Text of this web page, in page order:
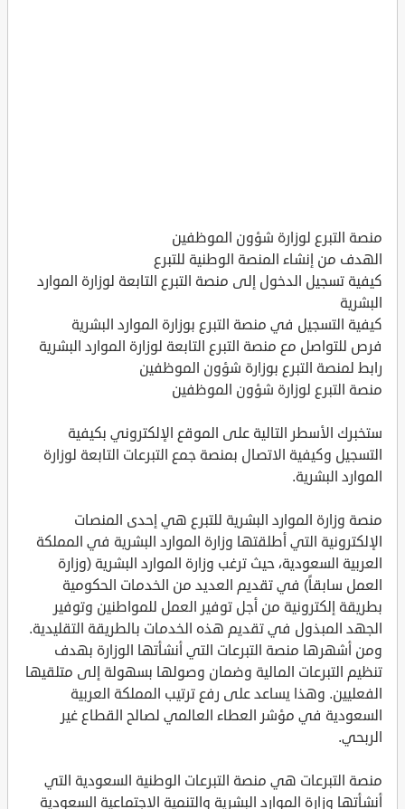
منصة التبرع لوزارة شؤون الموظفين
الهدف من إنشاء المنصة الوطنية للتبرع
كيفية تسجيل الدخول إلى منصة التبرع التابعة لوزارة الموارد
البشرية
كيفية التسجيل في منصة التبرع بوزارة الموارد البشرية
فرص للتواصل مع منصة التبرع التابعة لوزارة الموارد البشرية
رابط لمنصة التبرع بوزارة شؤون الموظفين
منصة التبرع لوزارة شؤون الموظفين
ستخبرك الأسطر التالية على الموقع الإلكتروني بكيفية
التسجيل وكيفية الاتصال بمنصة جمع التبرعات التابعة لوزارة
الموارد البشرية.
منصة وزارة الموارد البشرية للتبرع هي إحدى المنصات
الإلكترونية التي أطلقتها وزارة الموارد البشرية في المملكة
العربية السعودية، حيث ترغب وزارة الموارد البشرية (وزارة
العمل سابقاً) في تقديم العديد من الخدمات الحكومية
بطريقة إلكترونية من أجل توفير العمل للمواطنين وتوفير
الجهد المبذول في تقديم هذه الخدمات بالطريقة التقليدية.
ومن أشهرها منصة التبرعات التي أنشأتها الوزارة بهدف
تنظيم التبرعات المالية وضمان وصولها بسهولة إلى متلقيها
الفعليين. وهذا يساعد على رفع ترتيب المملكة العربية
السعودية في مؤشر العطاء العالمي لصالح القطاع غير
الربحي.
منصة التبرعات هي منصة التبرعات الوطنية السعودية التي
أنشأتها وزارة الموارد البشرية والتنمية الاجتماعية السعودية